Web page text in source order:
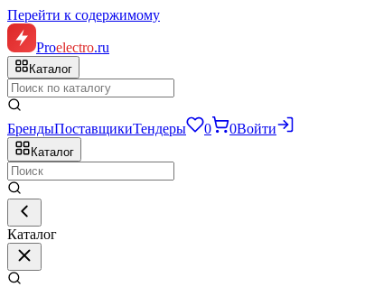
Перейти к содержимому
Proelectro.ru
Каталог
БрендыПоставщикиТендеры 0 0Войти
Каталог
Каталог